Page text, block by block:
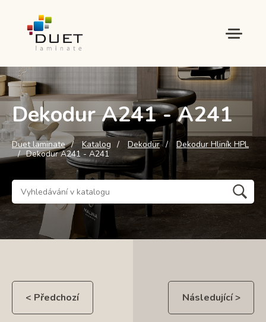
Dekodur A241 - A241
Duet laminate Katalog Dekodur
Dekodur Hliník HPL
Dekodur A241 - A241
< Předchozí Následující >